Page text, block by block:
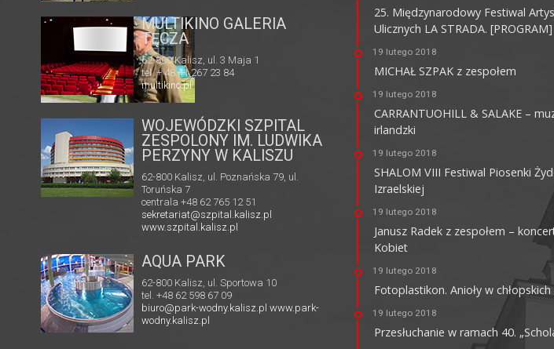
KINO CENTRUM
62-800 Kalisz, ul. Łazienna 6
tel. +48 62 765 25 01
faks. +48 62 767 23 18
ckis@ckis.kalisz.pl
KINO HELIOS
62-800 Kalisz, ul.
WOJEWÓDZKI SZPITAL
ZESPOLONY IM. LUDWIKA
PERZYNY W KALISZU
62-800 Kalisz, ul. Poznańska 79, ul.
Toruńska 7
centrala +48 62 765 12 51
sekretariat@szpital.kalisz.pl
www.szpital.kalisz.pl
AQUA PARK
62-800 Kalisz, ul. Sportowa 10
tel. +48 62 598 67 09
biuro@park-wodny.kalisz.pl www.park-
wodny.kalisz.pl
25. Międzynarodowy Festiwal
Ulicznych LA STRADA. [PROGRAM]
19 lutego 2018
MICHAŁ SZPAK z zespołem
19 lutego 2018
CARRANTUOHILL & SALAKE –
irlandzki
19 lutego 2018
SHALOM VIII Festiwal Piosenki
Izraelskiej
19 lutego 2018
Janusz Radek z zespołem –
Kobiet
19 lutego 2018
Fotoplastikon. Anioły w
19 lutego 2018
Przesłuchanie w ramach 40.